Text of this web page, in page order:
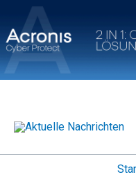
Inhalt
springen